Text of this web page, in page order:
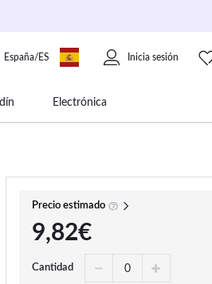
España/ES Inicia sesión
Electrónica
Precio estimado
9,82€
Cantidad